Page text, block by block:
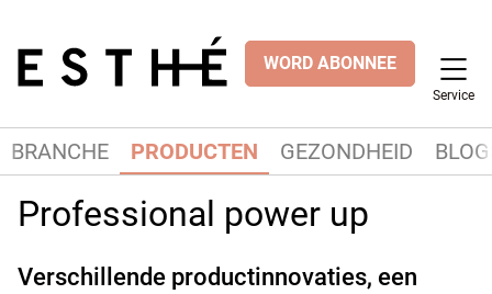
WORD ABONNEE
Service
BRANCHE PRODUCTEN GEZONDHEID
Professional power up
Verschillende productinnovaties, een